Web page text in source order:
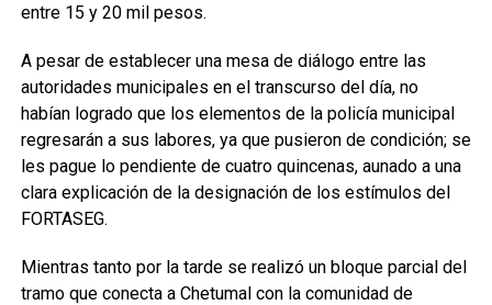
entre 15 y 20 mil pesos.
A pesar de establecer una mesa de diálogo entre las
autoridades municipales en el transcurso del día, no
habían logrado que los elementos de la policía municipal
regresarán a sus labores, ya que pusieron de condición; se
les pague lo pendiente de cuatro quincenas, aunado a una
clara explicación de la designación de los estímulos del
FORTASEG.
Mientras tanto por la tarde se realizó un bloque parcial del
tramo que conecta a Chetumal con la comunidad de